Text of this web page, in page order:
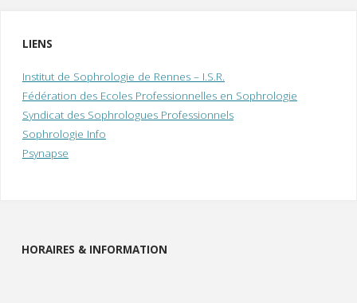
LIENS
Institut de Sophrologie de Rennes – I.S.R.
Fédération des Ecoles Professionnelles en Sophrologie
Syndicat des Sophrologues Professionnels
Sophrologie Info
Psynapse
HORAIRES & INFORMATION